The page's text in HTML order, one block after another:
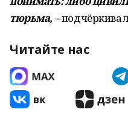
тюрьма, –
Читайте нас